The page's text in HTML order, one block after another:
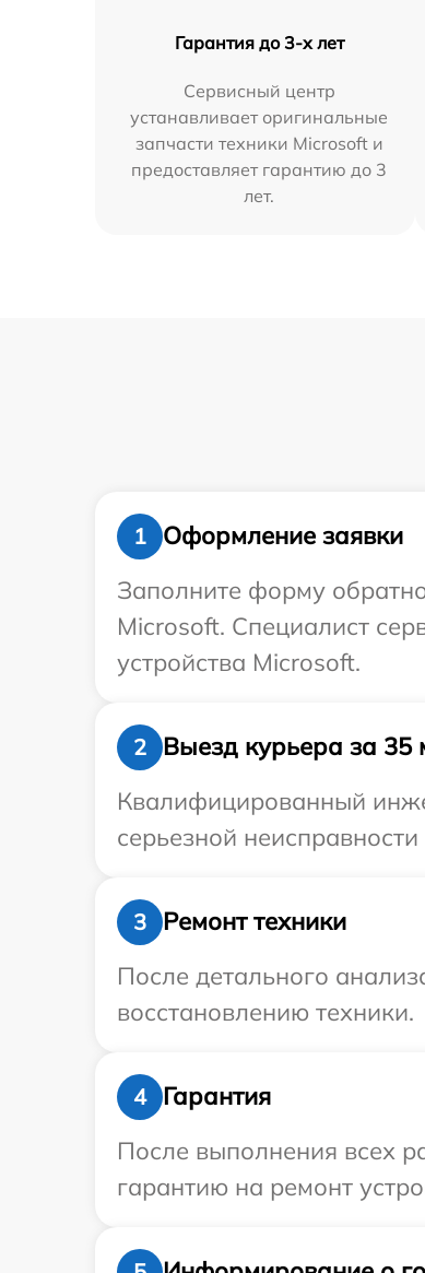
Гарантия до 3-х лет
Сервисный центр
устанавливает оригинальные
запчасти техники Microsoft и
предоставляет гарантию до 3
лет.
1
Оформление заявки
Заполните форму
Microsoft. Специалист
устройства Microsoft.
2
Выезд курьера за 35
Квалифицированный
серьезной
3
Ремонт техники
После детального
восстановлению техники.
4
Гарантия
После выполнения всех
гарантию на ремонт